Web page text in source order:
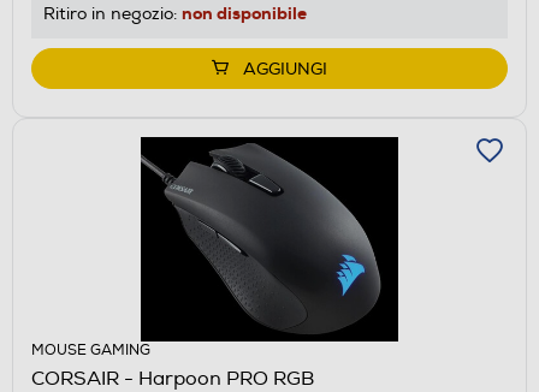
Ritiro in negozio: non disponibile
AGGIUNGI
MOUSE GAMING
CORSAIR - Harpoon PRO RGB